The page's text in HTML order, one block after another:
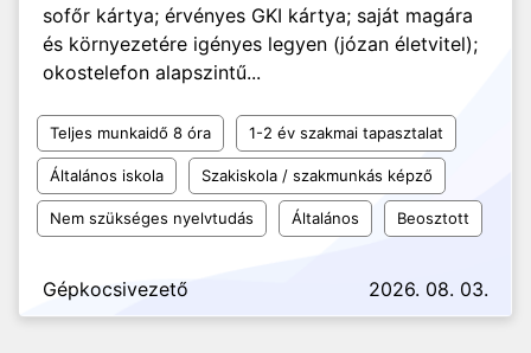
sofőr kártya; érvényes GKI kártya; saját magára
és környezetére igényes legyen (józan életvitel);
okostelefon alapszintű...
Teljes munkaidő 8 óra 1-2 év szakmai tapasztalat
Általános iskola Szakiskola / szakmunkás képző
Nem szükséges nyelvtudás Általános Beosztott
Gépkocsivezető 2026. 08. 03.